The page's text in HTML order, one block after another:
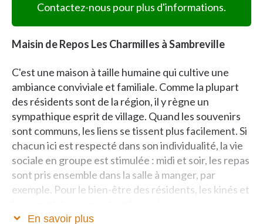
Contactez-nous pour plus d'informations.
Maisin de Repos Les Charmilles à Sambreville
C'est une maison à taille humaine qui cultive une
ambiance conviviale et familiale. Comme la plupart
des résidents sont de la région, il y règne un
sympathique esprit de village. Quand les souvenirs
sont communs, les liens se tissent plus facilement. Si
chacun ici est respecté dans son individualité, la vie
sociale en groupe est stimulée : midi et soir, les repas
sont pris ensemble dans la salle à manger, par
exemple. Pour le bien-être des résidents, les kinés et
préserver leur autonomie dans les gestes de chaque
En savoir plus